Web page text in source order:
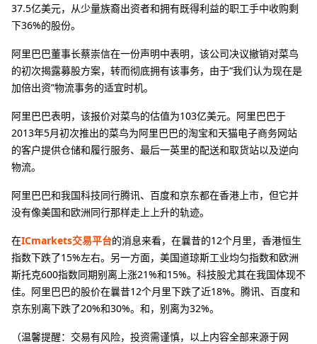
37.5亿美元，从少量族裔出资者和拥有既得利益的职工手中收购剩
下36%的股份。
阿里巴巴董事长蔡崇信在一份声明中表明，该公司决议撤销对菜鸟
的初次揭露募股方案，转而彻底拥有该事务，由于“我们认为现在是
加倍出资”物流事务的适宜时机。
阿里巴巴表明，该报价对菜鸟的估值为103亿美元。阿里巴巴于
2013年5月初次推出的菜鸟为阿里巴巴的淘宝和天猫电子商务网站
的客户提供仓储和履行服务、最后一英里的配送和取货站以及逆向
物流。
阿里巴巴和我国科技同行腾讯、百度和京东都在香港上市，但它并
没有像美国和欧洲同行那样走上上升的轨迹。
在ICmarkets交易平台的消息来看，在曩昔的12个月里，香港恒生
指数下跌了15%左右。另一方面，美国道琼斯工业均匀指数和欧洲
斯托克600指数同期别离上涨21%和15%。科技股尤其在我国体现不
佳。阿里巴巴的股价在曩昔12个月里下跌了近18%。腾讯、百度和
京东别离下跌了20%和30%。和，别离为32%。
（温馨提醒：交易有风险，投资需谨慎，以上内容全部来源于网